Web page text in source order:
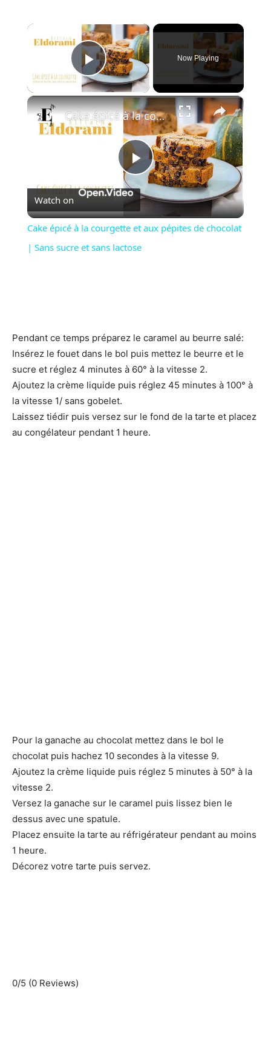
×
Play Video
Now Playing
×
P
l
a
i
d
e
Cake épicé à la courgette et aux pépites de chocolat | Sans sucre et sans lactose
Watch on
Cake épicé à la courgette et aux pépites de chocolat
| Sans sucre et sans lactose
Pendant ce temps préparez le caramel au beurre salé:
Insérez le fouet dans le bol puis mettez le beurre et le
sucre et réglez 4 minutes à 60° à la vitesse 2.
Ajoutez la crème liquide puis réglez 45 minutes à 100° à
la vitesse 1/ sans gobelet.
Laissez tiédir puis versez sur le fond de la tarte et placez
au congélateur pendant 1 heure.
Pour la ganache au chocolat mettez dans le bol le
chocolat puis hachez 10 secondes à la vitesse 9.
Ajoutez la crème liquide puis réglez 5 minutes à 50° à la
vitesse 2.
Versez la ganache sur le caramel puis lissez bien le
dessus avec une spatule.
Placez ensuite la tarte au réfrigérateur pendant au moins
1 heure.
Décorez votre tarte puis servez.
0/5 (0 Reviews)